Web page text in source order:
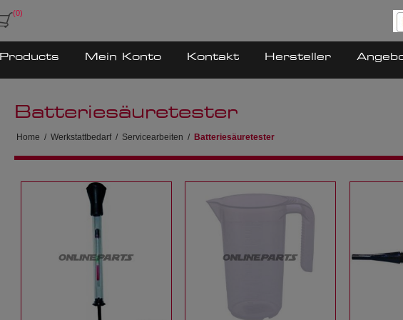
(0)
Products Mein Konto Kontakt Hersteller
Batteriesäuretester
Home / Werkstattbedarf / Servicearbeiten / Batteriesäuretester